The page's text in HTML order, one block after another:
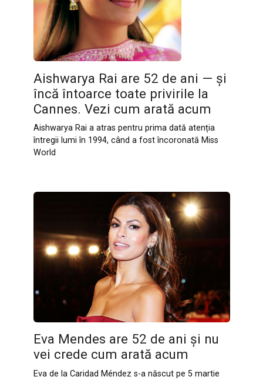
Aishwarya Rai are 52 de ani — și
încă întoarce toate privirile la
Cannes. Vezi cum arată acum
Aishwarya Rai a atras pentru prima dată atenția
întregii lumi în 1994, când a fost încoronată Miss
World
Eva Mendes are 52 de ani și nu
vei crede cum arată acum
Eva de la Caridad Méndez s-a născut pe 5 martie